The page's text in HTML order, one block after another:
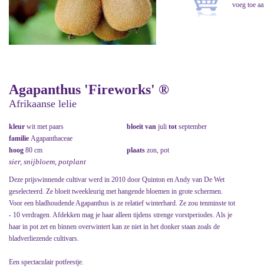
Agapanthus 'Fireworks' ®
Afrikaanse lelie
kleur wit met paars bloeit van juli tot september
familie Agapanthaceae
hoog 80 cm plaats zon, pot
sier, snijbloem, potplant
Deze prijswinnende cultivar werd in 2010 door Quinton en Andy van De Wet
geselecteerd. Ze bloeit tweekleurig met hangende bloemen in grote schermen.
Voor een bladhoudende Agapanthus is ze relatief winterhard. Ze zou tenminste tot
- 10 verdragen. Afdekken mag je haar alleen tijdens strenge vorstperiodes. Als je
haar in pot zet en binnen overwintert kan ze niet in het donker staan zoals de
bladverliezende cultivars.
Een spectaculair potfeestje.